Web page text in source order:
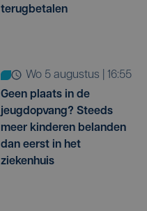
terugbetalen
wo 5 augustus | 16:55
Geen plaats in de
jeugdopvang? Steeds
meer kinderen belanden
dan eerst in het
ziekenhuis